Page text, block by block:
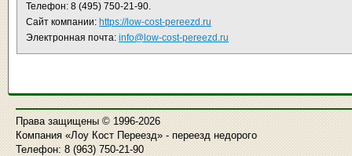
Телефон: 8 (495) 750-21-90.
Сайт компании: https://low-cost-pereezd.ru
Электронная почта: info@low-cost-pereezd.ru
Права защищены © 1996-2026
Компания «Лоу Кост Переезд» - переезд недорого
Телефон: 8 (963) 750-21-90